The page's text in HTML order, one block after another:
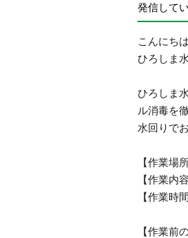
発信して
こんにちは
ひろしま
ひろしま
ル消毒を
水回りで
【作業場
【作業内
【作業時
【作業前